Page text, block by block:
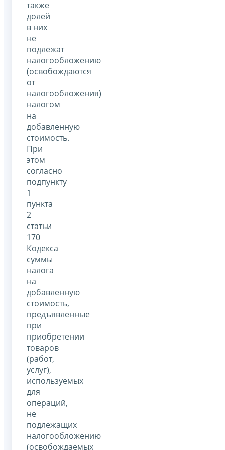
также
долей
в них
не
подлежат
налогообложению
(освобождаются
от
налогообложения)
налогом
на
добавленную
стоимость.
При
этом
согласно
подпункту
1
пункта
2
статьи
170
Кодекса
суммы
налога
на
добавленную
стоимость,
предъявленные
при
приобретении
товаров
(работ,
услуг),
используемых
для
операций,
не
подлежащих
налогообложению
(освобождаемых